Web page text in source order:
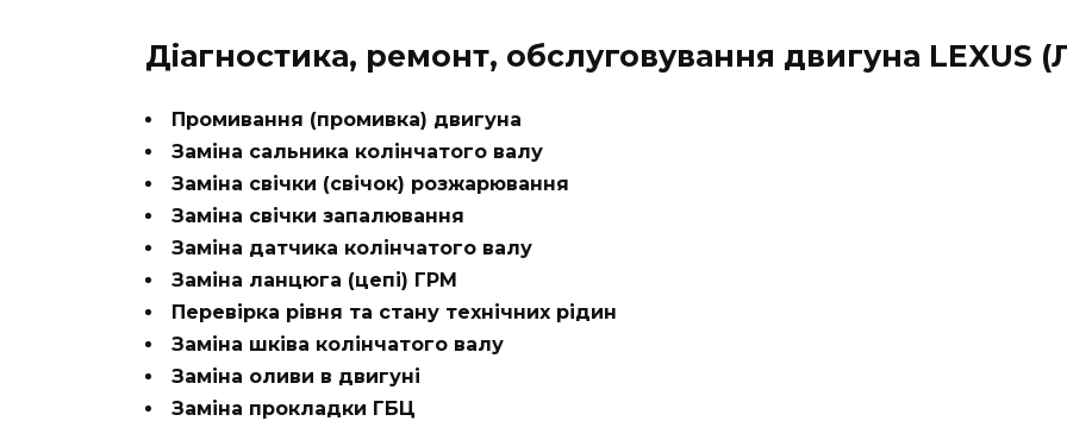
Діагностика, ремонт, обслуговування двигуна LEXUS
Промивання (промивка) двигуна
Заміна сальника колінчатого валу
Заміна свічки (свічок) розжарювання
Заміна свічки запалювання
Заміна датчика колінчатого валу
Заміна ланцюга (цепі) ГРМ
Перевірка рівня та стану технічних рідин
Заміна шківа колінчатого валу
Заміна оливи в двигуні
Заміна прокладки ГБЦ